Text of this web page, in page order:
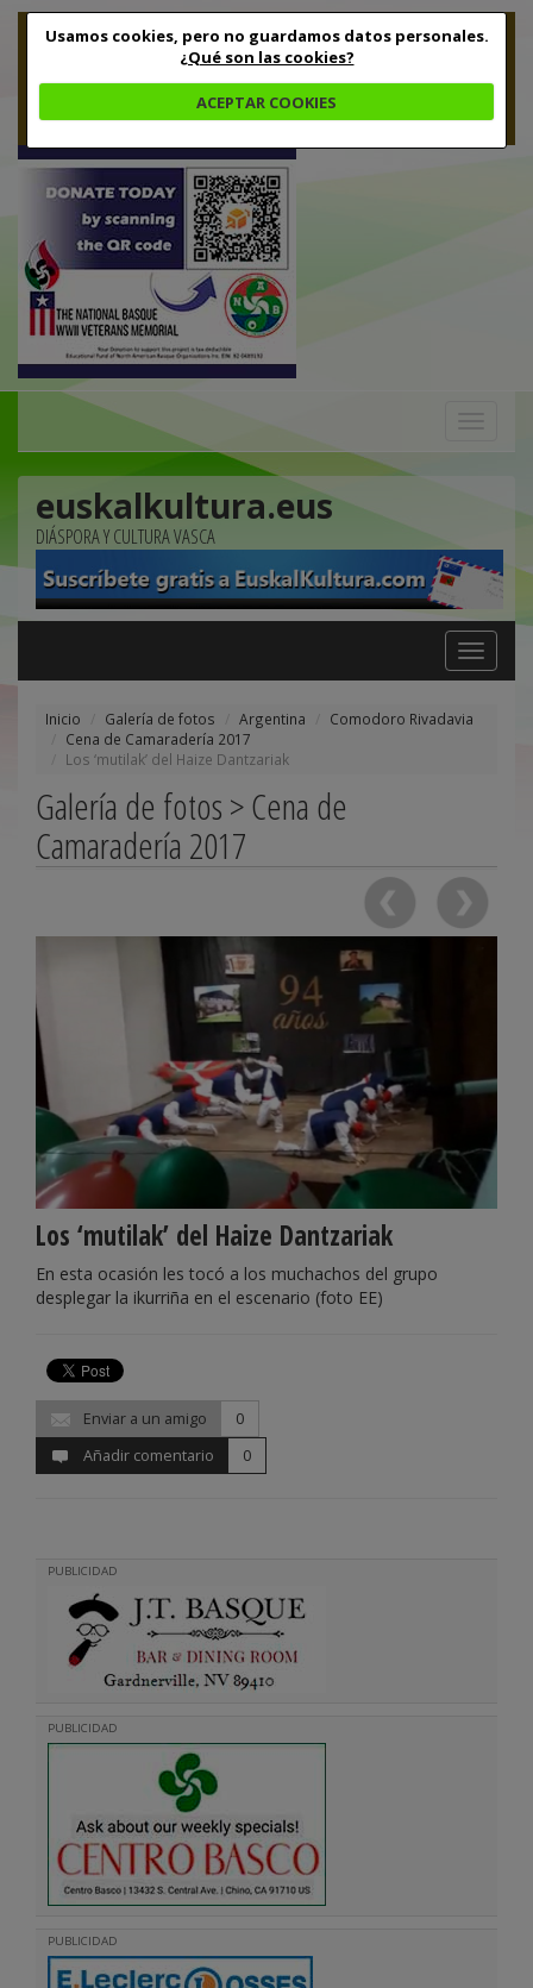
Usamos cookies, pero no guardamos datos personales.
¿Qué son las cookies?
ACEPTAR COOKIES
euskalkultura.eus
DIÁSPORA Y CULTURA VASCA
Toggle
navigation
Inicio Galería de fotos Argentina
Comodoro Rivadavia
Cena de Camaradería 2017
Los ‘mutilak’ del Haize Dantzariak
Galería de fotos > Cena de
Camaradería 2017
Los ‘mutilak’ del Haize Dantzariak
En esta ocasión les tocó a los muchachos del grupo
desplegar la ikurriña en el escenario (foto EE)
Enviar a un amigo
0
Añadir comentario
0
PUBLICIDAD
PUBLICIDAD
PUBLICIDAD